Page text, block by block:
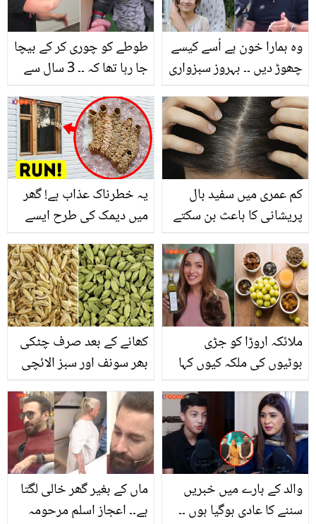
طوطے کو چوری کر کے بیچا
جا رہا تھا کہ ۔۔ 3 سال سے
سے مالک کے پاس کیسے
پہنچا؟ جان کر آپ بھی
حیران رہ جائیں گے
وہ ہمارا خون ہے اُسے کیسے
چھوڑ دیں ۔۔ بہروز سبزواری
کیا نصیحت کرتے رہتے
ہیں؟
یہ خطرناک عذاب ہے! گھر
میں دیمک کی طرح ایسے
نظر آرہے ہیں تو فوراً گھر
چھوڑ دیں، لیکن جانیں یہ
کیا ہے اور بچنے کے
اقدامات؟
کم عمری میں سفید بال
پریشانی کا باعث بن سکتے
چھٹکارہ حاصل کرنے کے
لئے چند آسان اور گھریلو
طریقے
کھانے کے بعد صرف چٹکی
بھر سونف اور سبز الائچی
ان سنگین مسائل سے نجات
میں مدد حاصل کریں
ملائکہ اروڑا کو جڑی
بوٹیوں کی ملکہ کیوں کہا
کا تیل کیوں پیتی ہیں؟
جان کر آپ ایک مرتبہ تو
ضرور استعمال کرنا چاہیں
گے
ماں کے بغیر گھر خالی لگتا
ہے۔۔ اعجاز اسلم مرحومہ
والد کے بارے میں خبریں
سننے کا عادی ہوگیا ہوں ۔۔